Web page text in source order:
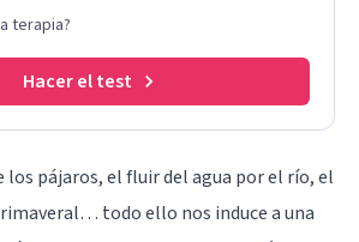
terapia?
Hacer el test
los pájaros, el fluir del agua por el río, el
todo ello nos induce a una